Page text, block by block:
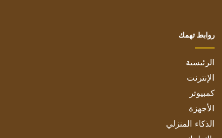
روابط تهمك
الرئيسية
الإنترنت
كمبيوتر
الأجهزة
الذكاء المنزلي